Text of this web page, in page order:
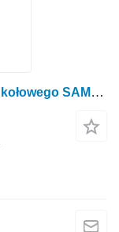
Obudowa filtra powietrza do ciągnika kołowego SAME Rubin 150